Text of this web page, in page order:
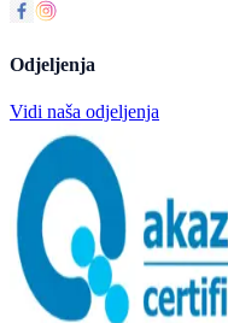
Odjeljenja
Vidi naša odjeljenja